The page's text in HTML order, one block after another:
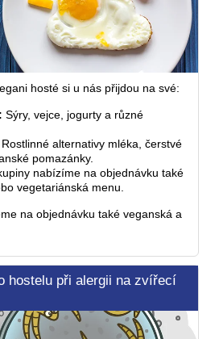
hosté si u nás přijdou na své:
Sýry, vejce, jogurty a různé
Rostlinné alternativy mléka, čerstvé
pomazánky.
nabízíme na objednávku také
vegetariánská menu.
na objednávku také veganská a
hostelu při alergii na zvířecí